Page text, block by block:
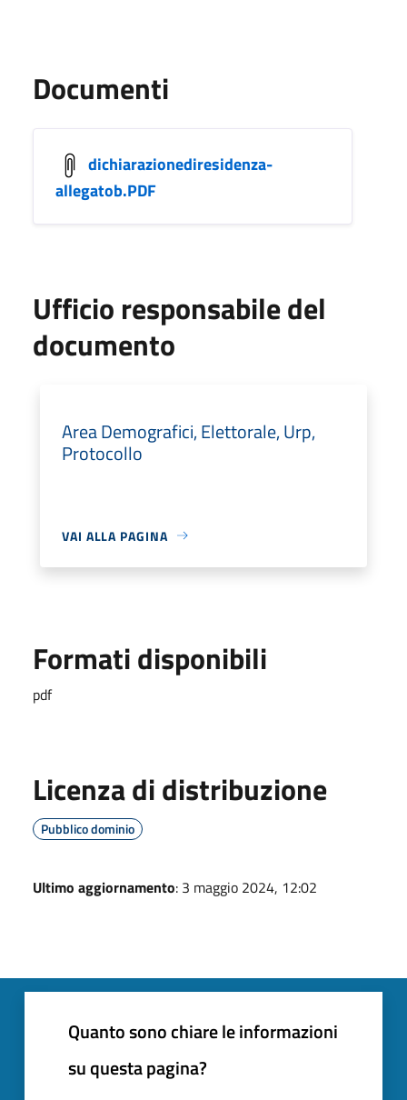
Documenti
dichiarazionediresidenza-
allegatob.PDF
Ufficio responsabile del
documento
Area Demografici, Elettorale, Urp,
Protocollo
VAI ALLA PAGINA
Formati disponibili
pdf
Licenza di distribuzione
Pubblico dominio
Ultimo aggiornamento: 3 maggio 2024, 12:02
Quanto sono chiare le informazioni
su questa pagina?